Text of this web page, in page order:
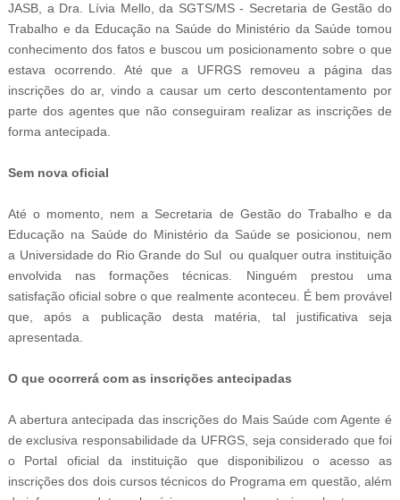
JASB, a Dra. Lívia Mello, da SGTS/MS - Secretaria de Gestão do
Trabalho e da Educação na Saúde do Ministério da Saúde tomou
conhecimento dos fatos e buscou um posicionamento sobre o que
estava ocorrendo. Até que a UFRGS removeu a página das
inscrições do ar, vindo a causar um certo descontentamento por
parte dos agentes que não conseguiram realizar as inscrições de
forma antecipada.
Sem nova oficial
Até o momento, nem a Secretaria de Gestão do Trabalho e da
Educação na Saúde do Ministério da Saúde se posicionou, nem
a Universidade do Rio Grande do Sul ou qualquer outra instituição
envolvida nas formações técnicas. Ninguém prestou uma
satisfação oficial sobre o que realmente aconteceu. É bem provável
que, após a publicação desta matéria, tal justificativa seja
apresentada.
O que ocorrerá com as inscrições antecipadas
A abertura antecipada das inscrições do Mais Saúde com Agenteé
de exclusiva responsabilidade da UFRGS, seja considerado que foi
o Portal oficial da instituição que disponibilizou o acesso as
inscrições dos dois cursos técnicos do Programa em questão, além